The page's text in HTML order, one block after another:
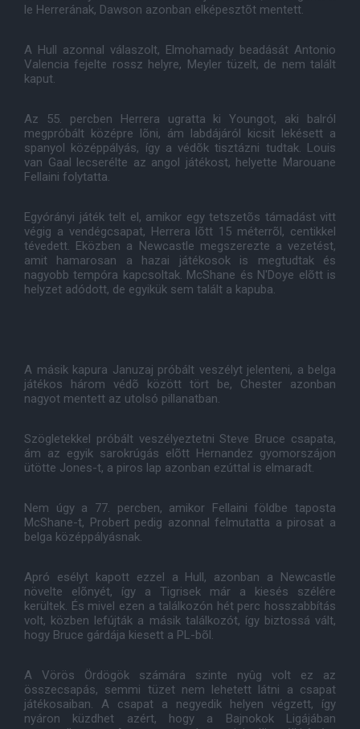
le Herrerának, Dawson azonban elképesztõt mentett.
A Hull azonnal válaszolt, Elmohamady beadását Antonio
Valencia fejelte rossz helyre, Meyler tüzelt, de nem talált
kaput.
Az 55. percben Herrera ugratta ki Youngot, aki balról
megpróbált középre lõni, ám labdájáról kicsit lekésett a
spanyol középpályás, így a védõk tisztázni tudtak. Louis
van Gaal lecserélte az angol játékost, helyette Marouane
Fellaini folytatta.
Egyórányi játék telt el, amikor egy tetszetõs támadást vitt
végig a vendégcsapat, Herrera lõtt 15 méterrõl, centikkel
tévedett. Eközben a Newcastle megszerezte a vezetést,
amit hamarosan a hazai játékosok is megtudtak és
nagyobb tempóra kapcsoltak. McShane és N'Doye elõtt is
helyzet adódott, de egyikük sem talált a kapuba.
A másik kapura Januzaj próbált veszélyt jelenteni, a belga
játékos három védõ között tört be, Chester azonban
nagyot mentett az utolsó pillanatban.
Szögletekkel próbált veszélyeztetni Steve Bruce csapata,
ám az egyik sarokrúgás elõtt Hernandez gyomorszájon
ütötte Jones-t, a piros lap azonban ezúttal is elmaradt.
Nem úgy a 77. percben, amikor Fellaini földbe taposta
McShane-t, Probert pedig azonnal felmutatta a pirosat a
belga középpályásnak.
Apró esélyt kapott ezzel a Hull, azonban a Newcastle
növelte elõnyét, így a Tigrisek már a kiesés szélére
kerültek. És mivel ezen a találkozón hét perc hosszabbítás
volt, közben lefújták a másik találkozót, így biztossá vált,
hogy Bruce gárdája kiesett a PL-bõl.
A Vörös Ördögök számára szinte nyûg volt ez az
összecsapás, semmi tüzet nem lehetett látni a csapat
játékosaiban. A csapat a negyedik helyen végzett, így
nyáron küzdhet azért, hogy a Bajnokok Ligájában